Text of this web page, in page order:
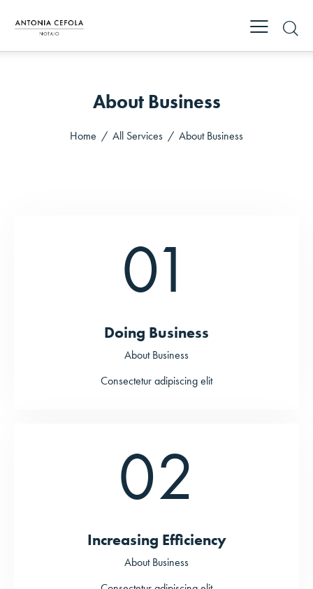
About Business
Home All Services About Business
01
Doing Business
About Business
Consectetur adipiscing elit
02
Increasing Efficiency
About Business